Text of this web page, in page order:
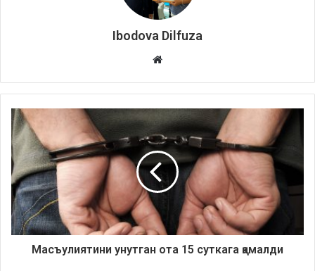
Ibodova Dilfuza
Website
Масъулиятини унутган ота 15 суткага қамалди